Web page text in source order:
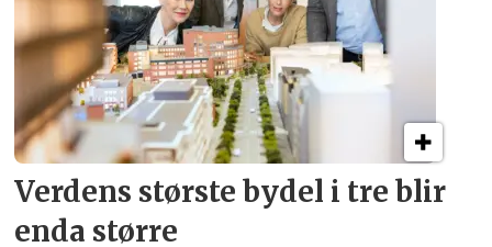
Verdens største bydel i tre blir
enda større